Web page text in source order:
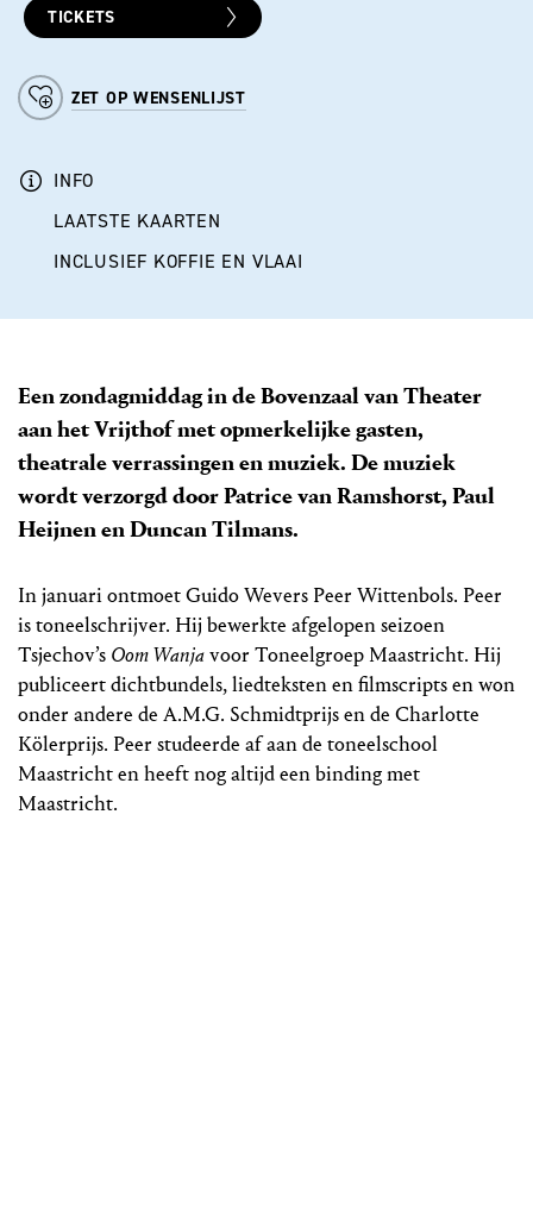
Een zondagmiddag in de Bovenzaal van Theater
aan het Vrijthof met opmerkelijke gasten,
theatrale verrassingen en muziek. De muziek
wordt verzorgd door Patrice van Ramshorst, Paul
Heijnen en Duncan Tilmans.
In januari ontmoet Guido Wevers Peer Wittenbols. Peer
is toneelschrijver. Hij bewerkte afgelopen seizoen
Tsjechov’s Oom Wanjavoor Toneelgroep Maastricht. Hij
publiceert dichtbundels, liedteksten en filmscripts en won
onder andere de A.M.G. Schmidtprijs en de Charlotte
Kölerprijs. Peer studeerde af aan de toneelschool
Maastricht en heeft nog altijd een binding met
Maastricht.
TICKETS
ZET OP WENSENLIJST
INFO
LAATSTE KAARTEN
INCLUSIEF KOFFIE EN VLAAI